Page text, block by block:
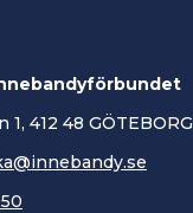
1, 412 48 GÖTEBORG